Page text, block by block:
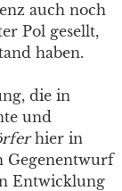
auch noch
Pol gesellt,
haben.
die in
und
hier in
Gegenentwurf
Entwicklung